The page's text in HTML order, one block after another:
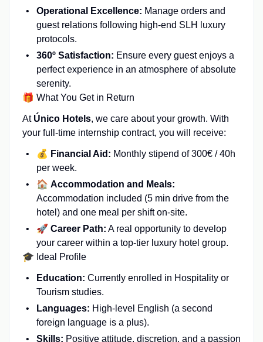
Operational Excellence: Manage orders and
guest relations following high-end SLH luxury
protocols.
360º Satisfaction: Ensure every guest enjoys a
perfect experience in an atmosphere of absolute
serenity.
🎁 What You Get in Return
At Único Hotels, we care about your growth. With
your full-time internship contract, you will receive:
💰 Financial Aid: Monthly stipend of 300€ / 40h
per week.
🏠 Accommodation and Meals:
Accommodation included (5 min drive from the
hotel) and one meal per shift on-site.
🚀 Career Path: A real opportunity to develop
your career within a top-tier luxury hotel group.
🎓 Ideal Profile
Education: Currently enrolled in Hospitality or
Tourism studies.
Languages: High-level English (a second
foreign language is a plus).
Skills: Positive attitude, discretion, and a passion